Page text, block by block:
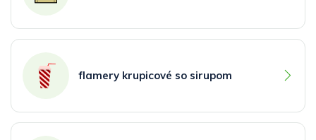
flamery krupicové so sirupom